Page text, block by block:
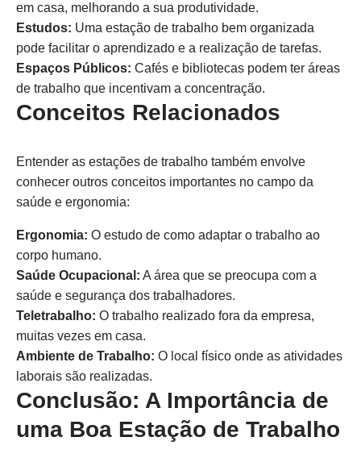
em casa, melhorando a sua produtividade.
Estudos: Uma estação de trabalho bem organizada
pode facilitar o aprendizado e a realização de tarefas.
Espaços Públicos: Cafés e bibliotecas podem ter áreas
de trabalho que incentivam a concentração.
Conceitos Relacionados
Entender as estações de trabalho também envolve
conhecer outros conceitos importantes no campo da
saúde e ergonomia:
Ergonomia: O estudo de como adaptar o trabalho ao
corpo humano.
Saúde Ocupacional: A área que se preocupa com a
saúde e segurança dos trabalhadores.
Teletrabalho: O trabalho realizado fora da empresa,
muitas vezes em casa.
Ambiente de Trabalho: O local físico onde as atividades
laborais são realizadas.
Conclusão: A Importância de
uma Boa Estação de Trabalho